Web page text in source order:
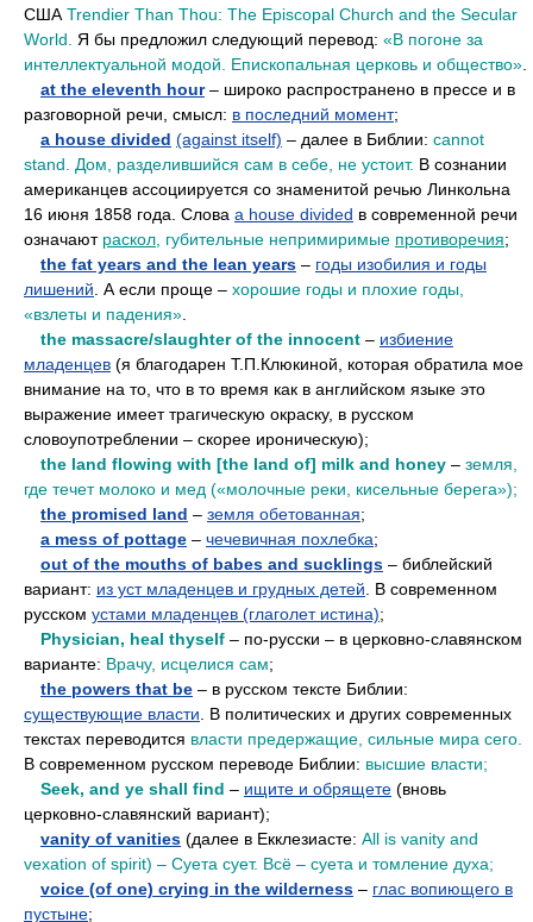
США Trendier Than Thou: The Episcopal Church and the Secular
World.
Я бы предложил следующий перевод: «В погоне за
интеллектуальной модой. Епископальная церковь и общество»
at the eleventh hour– широко распространено в прессе и в
разговорной речи, смысл: в последний момент;
a house divided (against itself) – далее в Библии: cannot
stand.
Дом, разделившийся сам в себе, не устоит. В сознании
американцев ассоциируется со знаменитой речью Линкольна
16 июня 1858 года. Слова a house divided в современной речи
означают раскол , губительные непримиримые противоречия;
the fat years and the lean years – годы изобилия и годы
лишений . А если проще – хорошие годы и плохие годы,
«взлеты и падения»
the massacre/slaughter of the innocent – избиение
младенцев (я благодарен Т.П.Клюкиной, которая обратила мое
внимание на то, что в то время как в английском языке это
выражение имеет трагическую окраску, в русском
словоупотреблении – скорее ироническую);
the land flowing with [the land of] milk and honey – земля,
где течет молоко и мед («молочные реки, кисельные берега»);
the promised land – земля обетованная;
a mess of pottage – чечевичная похлебка;
out of the mouths of babes and sucklings – библейский
вариант: из уст младенцев и грудных детей . В современном
русском устами младенцев (глаголет истина);
Physician, heal thyself – по-русски – в церковно-славянском
варианте: Врачу, исцелися сам;
the powers that be – в русском тексте Библии:
существующие власти . В политических и других современных
текстах переводится власти предержащие, сильные мира сего.
В современном русском переводе Библии: высшие власти;
Seek, and ye shall find – ищите и обрящете (вновь
церковно-славянский вариант);
vanity of vanities (далее в Екклезиасте: All is vanity and
vexation of spirit) – Суета сует. Всё – суета и томление духа;
voice (of one) crying in the wilderness – глас вопиющего в
пустыне;